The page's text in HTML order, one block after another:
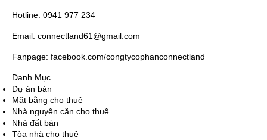
Hotline: 0941 977 234
Email: connectland61@gmail.com
Fanpage: facebook.com/congtycophanconnectland
Danh Mục
Dự án bán
Mặt bằng cho thuê
Nhà nguyên căn cho thuê
Nhà đất bán
Tòa nhà cho thuê